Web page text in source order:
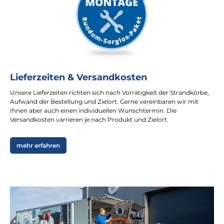
Lieferzeiten & Versandkosten
Unsere Lieferzeiten richten sich nach Vorrätigkeit der Strandkörbe,
Aufwand der Bestellung und Zielort. Gerne vereinbaren wir mit
Ihnen aber auch einen individuellen Wunschtermin. Die
Versandkosten varrieren je nach Produkt und Zielort.
mehr erfahren